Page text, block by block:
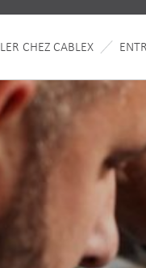
CHEZ CABLEX